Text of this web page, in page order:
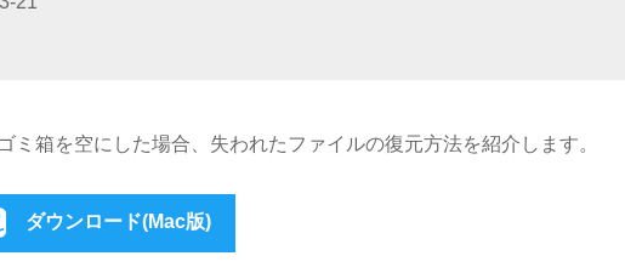
ミ箱を空にした場合、失われたファイルの復元方法を紹介します。
ダウンロード(Mac版)